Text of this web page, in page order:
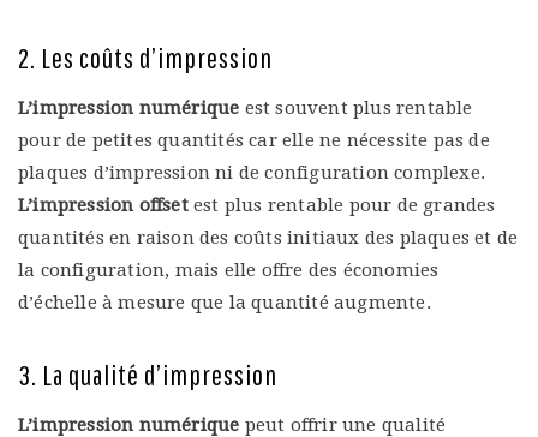
2. Les coûts d’impression
L’impression numérique est souvent plus rentable
pour de petites quantités car elle ne nécessite pas de
plaques d’impression ni de configuration complexe.
L’impression offset est plus rentable pour de grandes
quantités en raison des coûts initiaux des plaques et de
la configuration, mais elle offre des économies
d’échelle à mesure que la quantité augmente.
3. La qualité d’impression
L’impression numérique peut offrir une qualité